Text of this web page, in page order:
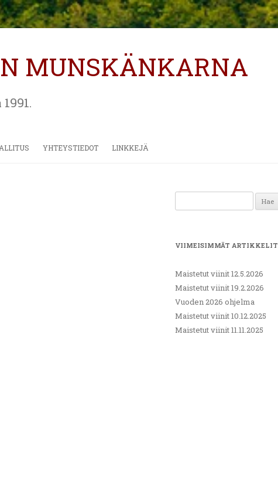
MUNSKÄNKARNA
YHTEYSTIEDOT LINKKEJÄ
VIIMEISIMMÄT ARTIKKELIT
Maistetut viinit 12.5.2026
Maistetut viinit 19.2.2026
Vuoden 2026 ohjelma
Maistetut viinit 10.12.2025
Maistetut viinit 11.11.2025